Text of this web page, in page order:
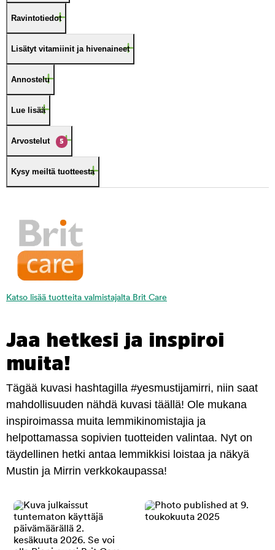
Ravintotiedot
Lisätyt vitamiinit ja hivenaineet
Annostelu
Lue lisää
Arvostelut 5
Kysy meiltä tuotteesta
Katso lisää tuotteita valmistajalta Brit Care
Jaa hetkesi ja inspiroi
muita!
Tägää kuvasi hashtagilla #yesmustijamirri, niin saat
mahdollisuuden nähdä kuvasi täällä! Ole mukana
inspiroimassa muita lemmikinomistajia ja
helpottamassa sopivien tuotteiden valintaa. Nyt on
täydellinen hetki antaa lemmikkisi loistaa ja näkyä
Mustin ja Mirrin verkkokaupassa!